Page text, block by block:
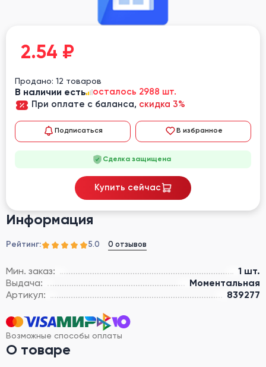
Информация
Рейтинг: 5.0 0 отзывов
Мин. заказ:
1 шт.
Выдача:
Моментальная
Артикул:
839277
Возможные способы оплаты
О товаре
2.54 ₽
Продано: 12 товаров
В наличии есть
осталось 2988 шт.
При оплате с баланса, скидка 3%
Подписаться В избранное
Сделка защищена
Купить сейчас